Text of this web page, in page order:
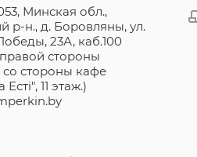
Минская обл.,
р-н., д. Боровляны, ул.
23А, каб.100
стороны
со стороны кафе
11 этаж.)